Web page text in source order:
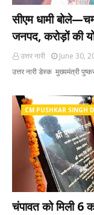
सीएम धामी
जनपद, करोड़ों की
उत्तर नारी
June 30,
उत्तर नारी डेस्क मुख्यमंत्री
CM PUSHKAR SINGH
चंपावत को मिली 6